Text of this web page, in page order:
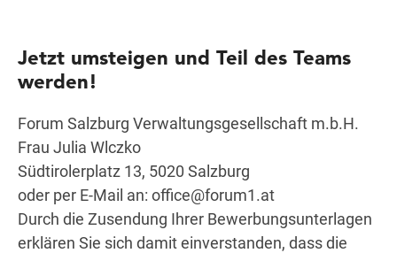
Jetzt umsteigen und Teil des Teams
werden!
Forum Salzburg Verwaltungsgesellschaft m.b.H.
Frau Julia Wlczko
Südtirolerplatz 13, 5020 Salzburg
oder per E-Mail an: office@forum1.at
Durch die Zusendung Ihrer Bewerbungsunterlagen
erklären Sie sich damit einverstanden, dass die